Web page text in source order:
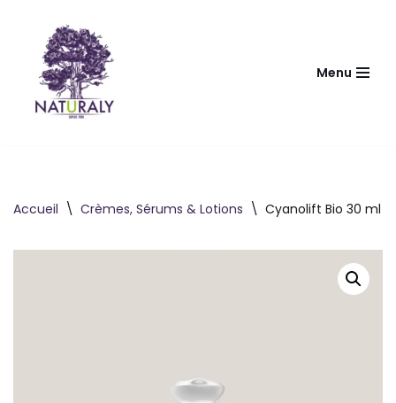
contenu
Menu
Accueil \ Crèmes, Sérums & Lotions \ Cyanolift Bio 30 ml